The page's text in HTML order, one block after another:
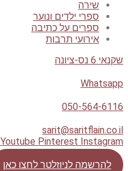
שירה
ספרי ילדים ונוער
ספרים על כתיבה
אירועי תרבות
שקנאי 6 נס-ציונה
Whatsapp
050-564-6116
sarit@saritflain.co.il
Youtube Pinterest Instagram
להרשמה לניוזלטר לחצו כאן